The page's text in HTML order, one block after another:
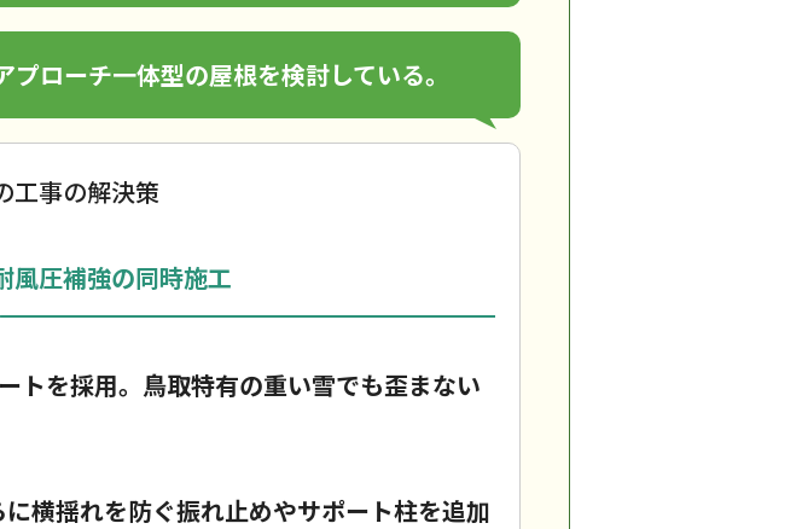
ローチ一体型の屋根を検討している。
工事の解決策
風圧補強の同時施工
を採用。鳥取特有の重い雪でも歪まない
横揺れを防ぐ振れ止めやサポート柱を追加